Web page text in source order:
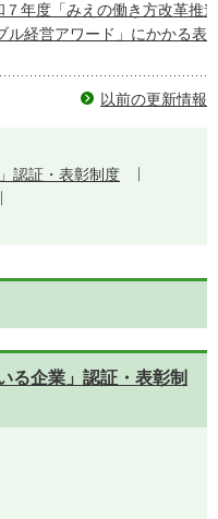
７年度「みえの働き方改革推
ル経営アワード」にかかる表
以前の更新情報
認証・表彰制度
る企業」認証・表彰制